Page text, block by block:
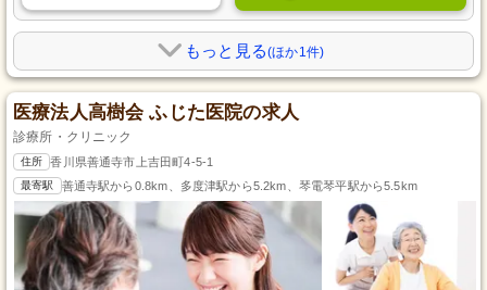
もっと見る(ほか1件)
医療法人高樹会 ふじた医院の求人
診療所・クリニック
住所 香川県善通寺市上吉田町4-5-1
最寄駅 善通寺駅から0.8km、多度津駅から5.2km、琴電琴平駅から5.5km